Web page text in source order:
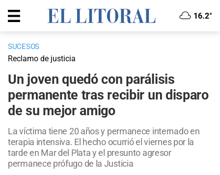
16.2°
SUCESOS
Reclamo de justicia
Un joven quedó con parálisis
permanente tras recibir un disparo
de su mejor amigo
La víctima tiene 20 años y permanece internado en
terapia intensiva. El hecho ocurrió el viernes por la
tarde en Mar del Plata y el presunto agresor
permanece prófugo de la Justicia